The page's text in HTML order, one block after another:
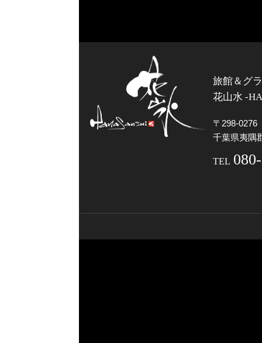
旅館＆グ
花山水 -
〒298-0276
千葉県夷隅
TEL